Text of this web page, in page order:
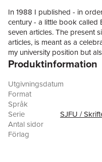
In 1988 I published - in
century - a little book called
seven articles. The present
articles, is meant as a
my university position but
condition with a few
of outdated parochial
Chapters 4 and 5 there are
Produktinformation
Utgivningsdatum
Format
Språk
Serie
SJFU /
Antal sidor
Förlag